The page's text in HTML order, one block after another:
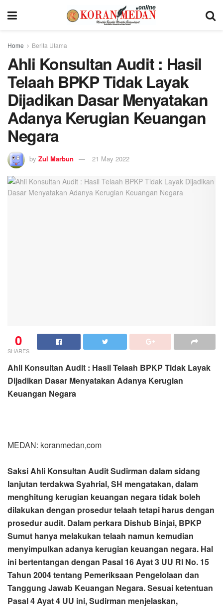
Home Berita Utama
Ahli Konsultan Audit : Hasil
Telaah BPKP Tidak Layak
Dijadikan Dasar Menyatakan
Adanya Kerugian Keuangan
Negara
by Zul Marbun 21 May 2022
0
SHARES
Ahli Konsultan Audit : Hasil Telaah BPKP Tidak Layak
Dijadikan Dasar Menyatakan Adanya Kerugian
Keuangan Negara
MEDAN: koranmedan,com
Saksi Ahli Konsultan Audit Sudirman dalam sidang
lanjutan terdakwa Syahrial, SH mengatakan, dalam
menghitung kerugian keuangan negara tidak boleh
dilakukan dengan prosedur telaah tetapi harus dengan
prosedur audit. Dalam perkara Dishub Binjai, BPKP
Sumut hanya melakukan telaah namun kemudian
menyimpulkan adanya kerugian keuangan negara. Hal
ini bertentangan dengan Pasal 16 Ayat 3 UU RI No. 15
Tahun 2004 tentang Pemeriksaan Pengelolaan dan
Tanggung Jawab Keuangan Negara. Sesuai ketentuan
Pasal 4 Ayat 4 UU ini, Sudirman menjelaskan,